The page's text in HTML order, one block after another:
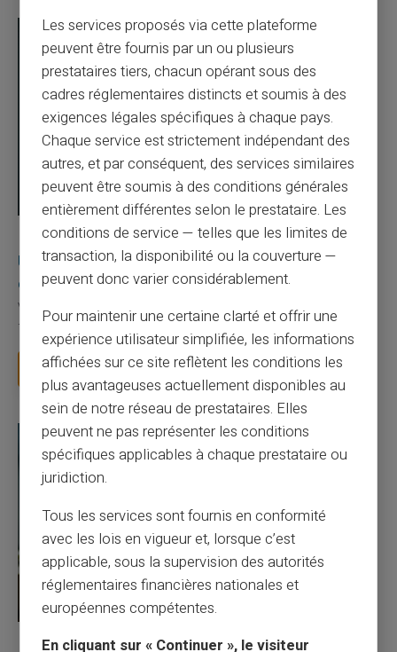
03/08/2026 Veritas Carte prépayée
Une carte bancaire gratuite sans compte, ça
existe ?
Vous avez tapé cette recherche parce que votre banque vous
facture 50 € par an pour une carte que vo...
Lire la suite
27/07/2026 Veritas Carte prépayée
Les services proposés via cette plateforme
peuvent être fournis par un ou plusieurs
prestataires tiers, chacun opérant sous des
cadres réglementaires distincts et soumis à des
exigences légales spécifiques à chaque pays.
Chaque service est strictement indépendant des
autres, et par conséquent, des services similaires
peuvent être soumis à des conditions générales
entièrement différentes selon le prestataire. Les
conditions de service — telles que les limites de
transaction, la disponibilité ou la couverture —
peuvent donc varier considérablement.
Pour maintenir une certaine clarté et offrir une
expérience utilisateur simplifiée, les informations
affichées sur ce site reflètent les conditions les
plus avantageuses actuellement disponibles au
sein de notre réseau de prestataires. Elles
peuvent ne pas représenter les conditions
spécifiques applicables à chaque prestataire ou
juridiction.
Tous les services sont fournis en conformité
avec les lois en vigueur et, lorsque c’est
applicable, sous la supervision des autorités
réglementaires financières nationales et
européennes compétentes.
En cliquant sur « Continuer », le visiteur